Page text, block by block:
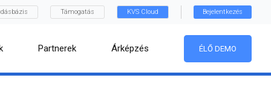
Támogatás KVS Cloud Bejelentkezés
Partnerek Árképzés ÉLŐ DEMO